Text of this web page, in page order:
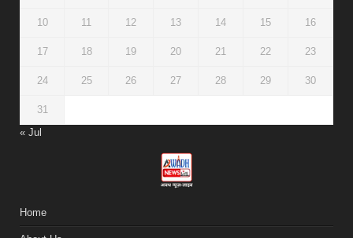
10 11 12 13 14 15 16
17 18 19 20 21 22 23
24 25 26 27 28 29 30
31
« Jul
Home